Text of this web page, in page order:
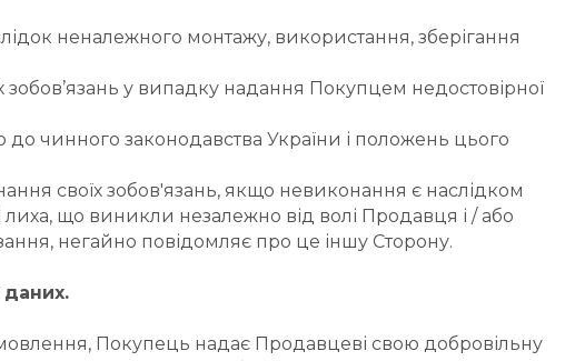
неналежного монтажу, використання, зберігання
у випадку надання Покупцем недостовірної
до чинного законодавства України і положень цього
своїх зобов'язань, якщо невиконання є наслідком
лиха, що виникли незалежно від волі Продавця і / або
негайно повідомляє про це іншу Сторону.
даних.
Покупець надає Продавцеві свою добровільну